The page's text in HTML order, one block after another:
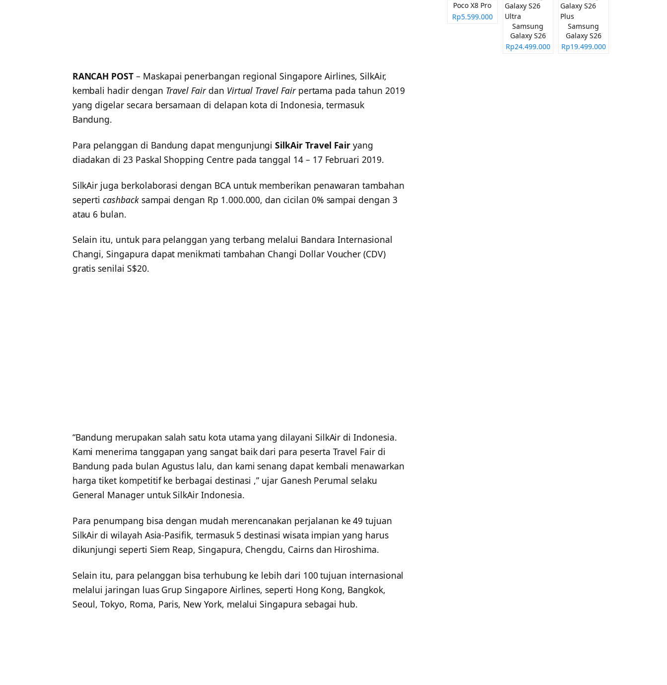
RANCAH POST – Maskapai penerbangan regional Singapore Airlines, SilkAir,
kembali hadir dengan Travel Fairdan Virtual Travel Fairpertama pada tahun 2019
yang digelar secara bersamaan di delapan kota di Indonesia, termasuk
Bandung.
Para pelanggan di Bandung dapat mengunjungiSilkAir Travel Fair yang
diadakan di 23 Paskal Shopping Centre pada tanggal 14 – 17 Februari 2019.
SilkAir juga berkolaborasi dengan BCA untuk memberikan penawaran tambahan
seperticashbacksampai dengan Rp 1.000.000, dan cicilan 0% sampai dengan 3
atau 6 bulan.
Selain itu, untuk para pelanggan yang terbang melalui Bandara Internasional
Changi, Singapura dapat menikmati tambahan Changi Dollar Voucher (CDV)
gratis senilai S$20.
“Bandung merupakan salah satu kota utama yang dilayani SilkAir di Indonesia.
Kami menerima tanggapan yang sangat baik dari para peserta Travel Fair di
Bandung pada bulan Agustus lalu, dan kami senang dapat kembali menawarkan
harga tiket kompetitif ke berbagai destinasi ,” ujar Ganesh Perumal selaku
General Manager untuk SilkAir Indonesia.
Para penumpang bisa dengan mudah merencanakan perjalanan ke 49 tujuan
SilkAir di wilayah Asia-Pasifik, termasuk 5 destinasi wisata impian yang harus
dikunjungi seperti Siem Reap, Singapura, Chengdu, Cairns dan Hiroshima.
Selain itu, para pelanggan bisa terhubung ke lebih dari 100 tujuan internasional
melalui jaringan luas Grup Singapore Airlines, seperti Hong Kong, Bangkok,
Seoul, Tokyo, Roma, Paris, New York, melalui Singapura sebagai hub.
Poco X8 Pro
Rp5.599.000
Samsung
Galaxy S26
Ultra
Rp24.499.000
Samsung
Galaxy S26
Plus
Rp19.499.000